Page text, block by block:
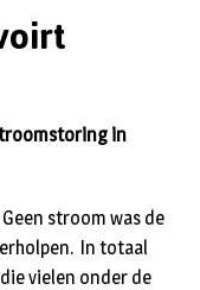
in
stroom was de
In totaal
vielen onder de